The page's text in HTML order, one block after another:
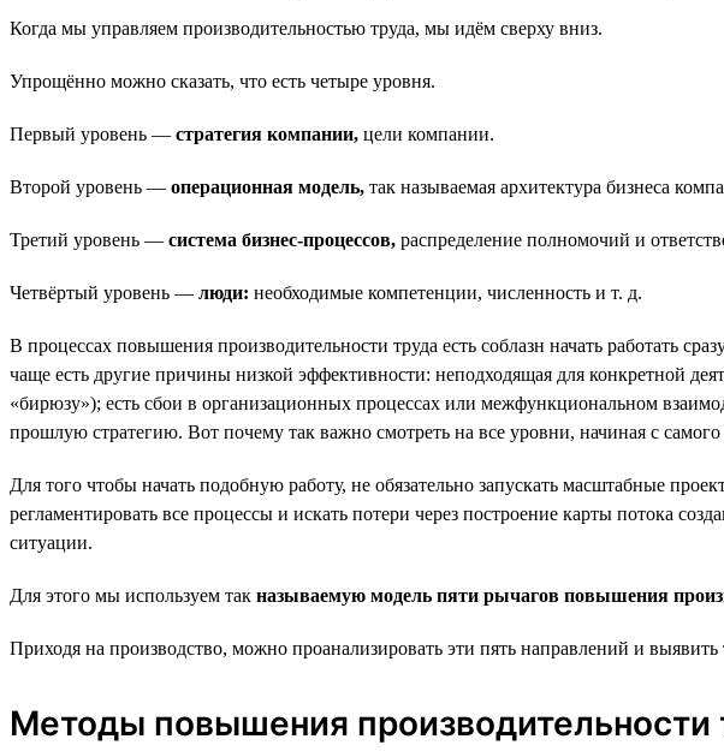
Когда мы управляем производительностью труда, мы идём сверху вниз.
Упрощённо можно сказать, что есть четыре уровня.
Первый уровень — стратегия компании, цели компании.
Второй уровень — операционная модель, так называемая архитектура бизнеса
Третий уровень — система бизнес-процессов, распределение полномочий и
Четвёртый уровень — люди: необходимые компетенции, численность и т. д.
В процессах повышения производительности труда есть соблазн начать работать
чаще есть другие причины низкой эффективности: неподходящая для конкретной
«бирюзу»); есть сбои в организационных процессах или межфункциональном
прошлую стратегию. Вот почему так важно смотреть на все уровни, начиная с самого
Для того чтобы начать подобную работу, не обязательно запускать масштабные
регламентировать все процессы и искать потери через построение карты потока
ситуации.
Для этого мы используем так называемую модель пяти рычагов повышения
Приходя на производство, можно проанализировать эти пять направлений и
Методы повышения производительности